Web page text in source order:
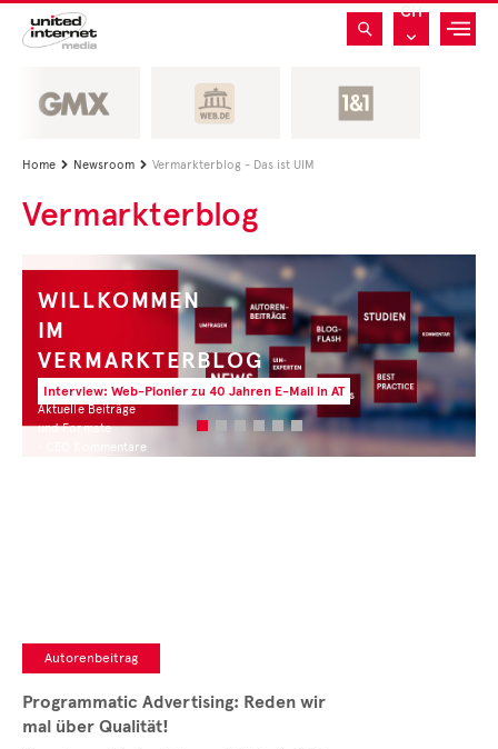
CH
Home  Newsroom  Vermarkterblog - Das ist UIM
Vermarkterblog
WILLKOMMEN
IM
VERMARKTERBLOG
Aktuelle Beiträge
und Formate
• CEO Kommentare
Interview: Web-Pionier zu 40 Jahren E-Mail in AT
Autorenbeitrag
Programmatic Advertising: Reden wir
mal über Qualität!